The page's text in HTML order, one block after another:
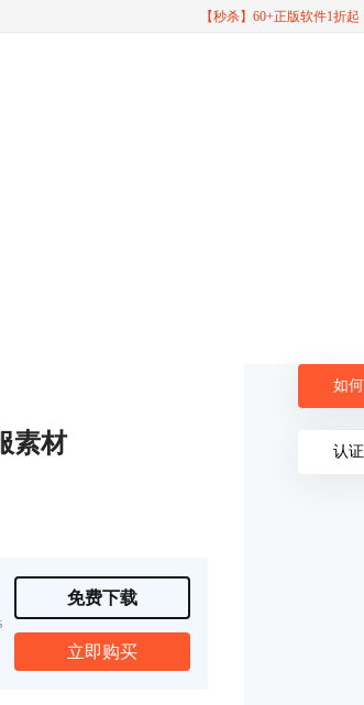
【秒杀】60+正版软件1折起
素材
免费下载
立即购买
如
认